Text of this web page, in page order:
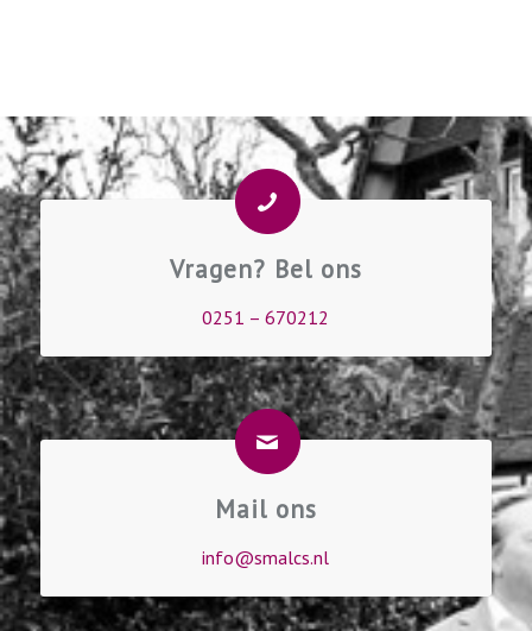
Vragen? Bel ons
0251 – 670212
Mail ons
info@smalcs.nl